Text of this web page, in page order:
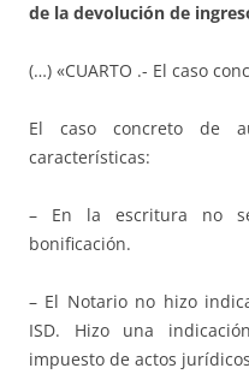
de la devolución de
(…) «CUARTO .- El caso
El caso concreto de
características:
– En la escritura no
bonificación.
– El Notario no hizo
ISD. Hizo una
impuesto de actos